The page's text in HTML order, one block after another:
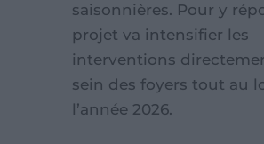
saisonnières. Pour y
projet va intensifier les
interventions
sein des foyers tout au
l’année 2026.